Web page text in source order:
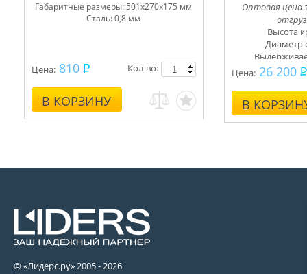
Габаритные размеры: 501x270x175 мм
Сталь: 0,8 мм
Цена: 810
В КОРЗИНУ
Кол-во:
Оптовая цена
Высота
Диаметр
Цена: 26 200
В
© «Лидерс.ру» 2005 -2026